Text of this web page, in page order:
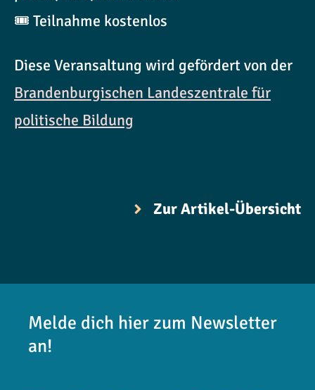
🎟️ Teilnahme kostenlos
Diese Veransaltung wird gefördert von der
Brandenburgischen Landeszentrale für
politische Bildung
Zur Artikel-Übersicht
Melde dich hier zum Newsletter
an!